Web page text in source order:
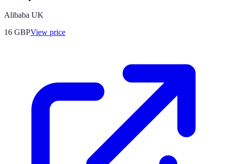
Alibaba UK
16 GBPView price